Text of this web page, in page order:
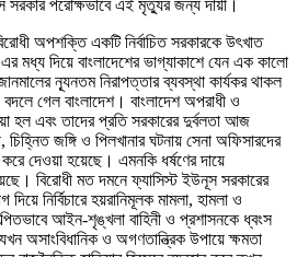
সরকার পরোক্ষভাবে এই মৃত্যুর জন্য দায়ী।
অপশক্তি একটি নির্বাচিত সরকারকে উৎখাত
মধ্য দিয়ে বাংলাদেশের ভাগ্যাকাশে যেন এক কালো
ন্যূনতম নিরাপত্তার ব্যবস্থা কার্যকর থাকল
গেল বাংলাদেশ। বাংলাদেশ অপরাধী ও
হল এবং তাদের প্রতি সরকারের দুর্বলতা আজ
চিহ্নিত জঙ্গি ও পিলখানার ঘটনায় সেনা অফিসারদের
দেওয়া হয়েছে। এমনকি ধর্ষণের দায়ে
বিরোধী মত দমনে ফ্যাসিস্ট ইউনূস সরকারের
নির্বিচারে হয়রানিমূলক মামলা, হামলা ও
আইন-শৃঙ্খলা বাহিনী ও প্রশাসনকে ধ্বংস
অসাংবিধানিক ও অগণতান্ত্রিক উপায়ে ক্ষমতা